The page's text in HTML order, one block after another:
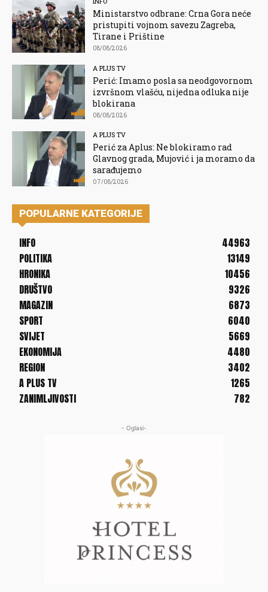
Ministarstvo odbrane: Crna Gora neće
pristupiti vojnom savezu Zagreba,
Tirane i Prištine
08/08/2026
A PLUS TV
Perić: Imamo posla sa neodgovornom
izvršnom vlašću, nijedna odluka nije
blokirana
08/08/2026
A PLUS TV
Perić za Aplus: Ne blokiramo rad
Glavnog grada, Mujović i ja moramo da
sarađujemo
07/08/2026
POPULARNE KATEGORIJE
INFO
44963
POLITIKA
13149
HRONIKA
10456
DRUŠTVO
9326
MAGAZIN
6873
SPORT
6040
SVIJET
5669
EKONOMIJA
4480
REGION
3402
A PLUS TV
1265
ZANIMLJIVOSTI
782
- Oglasi-